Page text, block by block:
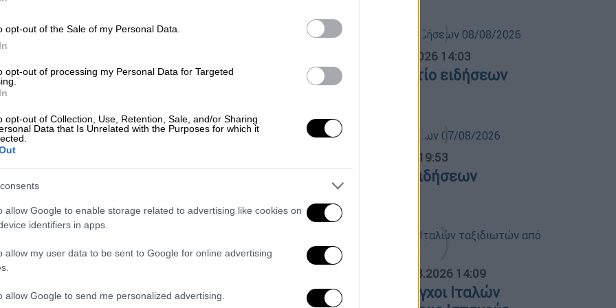
opt-out of the Sale of my Personal Data.
opt-out of processing my Personal Data for Targeted
opt-out of Collection, Use, Retention, Sale, and/or Sharing
Data that Is Unrelated with the Purposes for which it
allow Google to enable storage related to advertising like cookies on
identifiers in apps.
allow my user data to be sent to Google for online advertising
allow Google to send me personalized advertising.
Σαν Σήμερα |10.01.2026 00:00
καταλαμβάνει την Κλεισούρα – Οι
Σε εκείνη τη νικηφόρα επιχείρηση
αιχμαλωτίστηκαν περίπου 600 ιταλοί
κατασχέθηκαν άρματα μάχης και όπλα.
Ελλάδα|18.12.2025 09:22
Κυψέλη που έγινε το μαχαίρωμα:
- Προφυλακίστηκε η 16χρονη
08.08.2026 14:03
Μεσημεριανό δελτίο ειδήσεων
07.08.2026 19:53
Κεντρικό δελτίο ειδήσεων
07/08/2026
09.08.2026 14:09
Εξονυχιστικοί έλεγχοι Ιταλών